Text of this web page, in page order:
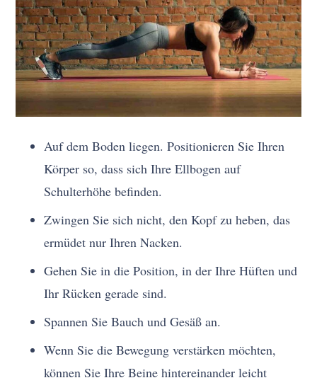
Auf dem Boden liegen. Positionieren Sie Ihren
Körper so, dass sich Ihre Ellbogen auf
Schulterhöhe befinden.
Zwingen Sie sich nicht, den Kopf zu heben, das
ermüdet nur Ihren Nacken.
Gehen Sie in die Position, in der Ihre Hüften und
Ihr Rücken gerade sind.
Spannen Sie Bauch und Gesäß an.
Wenn Sie die Bewegung verstärken möchten,
können Sie Ihre Beine hintereinander leicht